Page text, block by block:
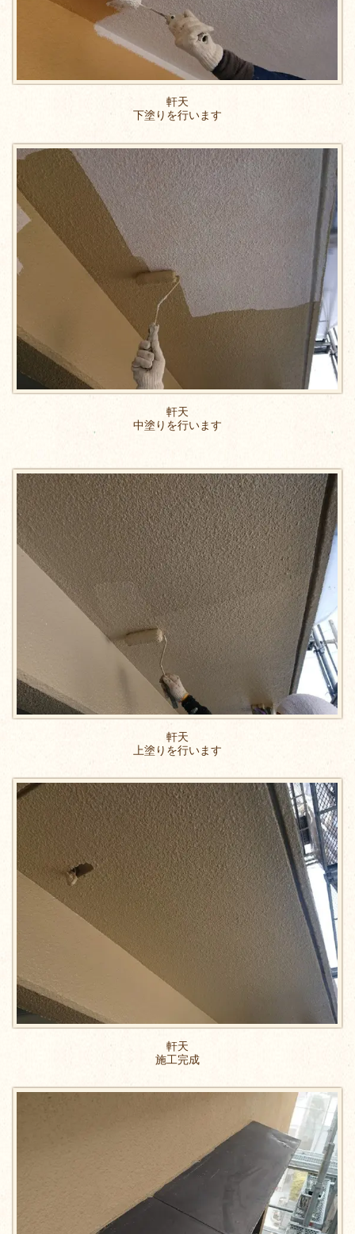
軒天
下塗りを行います
軒天
中塗りを行います
軒天
上塗りを行います
軒天
施工完成